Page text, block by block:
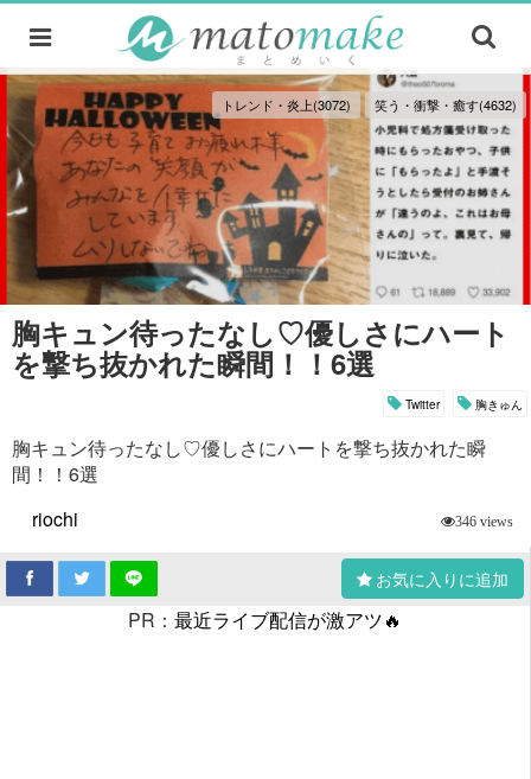
トレンド・炎上(3072) 笑う・衝撃・癒す(4632)
胸キュン待ったなし♡優しさにハート
を撃ち抜かれた瞬間！！6選
Twitter 胸きゅん
胸キュン待ったなし♡優しさにハートを撃ち抜かれた瞬
間！！6選
riochi
346 views
お気に入りに追加
PR： 最近ライブ配信が激アツ🔥